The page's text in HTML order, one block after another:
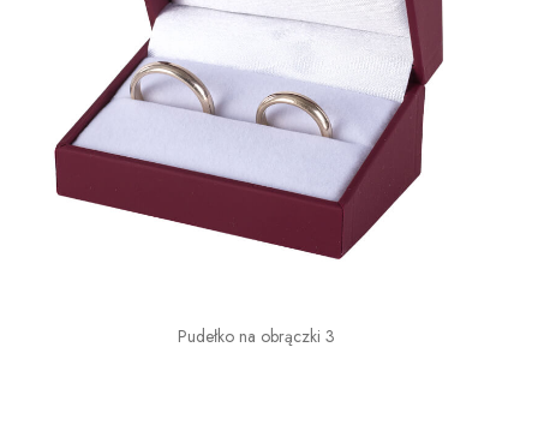
Pudełko na obrączki 3